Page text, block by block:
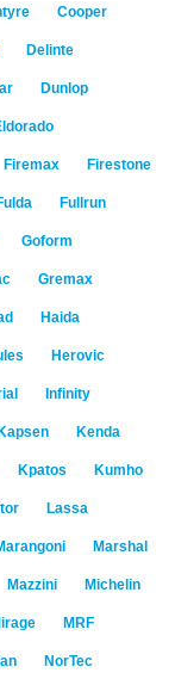
Cooper
Delinte
Dunlop
Firemax Firestone
Fullrun
Goform
Gremax
Haida
Herovic
Infinity
Kapsen Kenda
Kpatos Kumho
Lassa
Marshal
Mazzini Michelin
MRF
NorTec